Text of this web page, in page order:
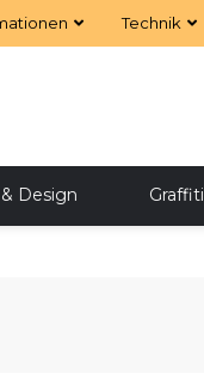
Technik
Design Graffiti